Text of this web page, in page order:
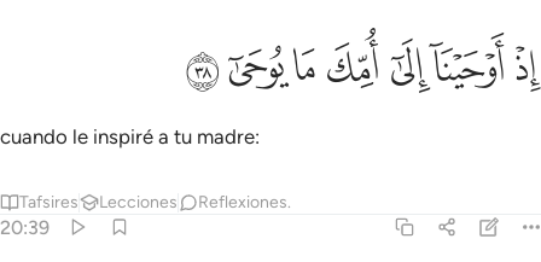
اذ اوحينا الى امك ما يوحى ٣٨
إِذْ أَوْحَيْنَآ إِلَىٰٓ أُمِّكَ مَا يُوحَىٰٓ ٣٨
ﱁﱂﱃﱄﱅﱆﱇ
cuando le inspiré a tu madre:
Tafsires Lecciones Reflexiones.
20:39